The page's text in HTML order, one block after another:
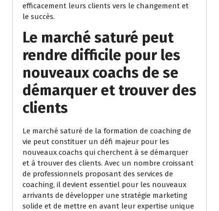
efficacement leurs clients vers le changement et
le succès.
Le marché saturé peut
rendre difficile pour les
nouveaux coachs de se
démarquer et trouver des
clients
Le marché saturé de la formation de coaching de
vie peut constituer un défi majeur pour les
nouveaux coachs qui cherchent à se démarquer
et à trouver des clients. Avec un nombre croissant
de professionnels proposant des services de
coaching, il devient essentiel pour les nouveaux
arrivants de développer une stratégie marketing
solide et de mettre en avant leur expertise unique